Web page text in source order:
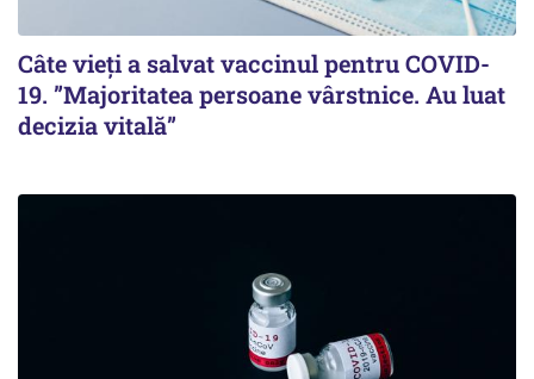
Câte vieți a salvat vaccinul pentru COVID-
19. ”Majoritatea persoane vârstnice. Au luat
decizia vitală”